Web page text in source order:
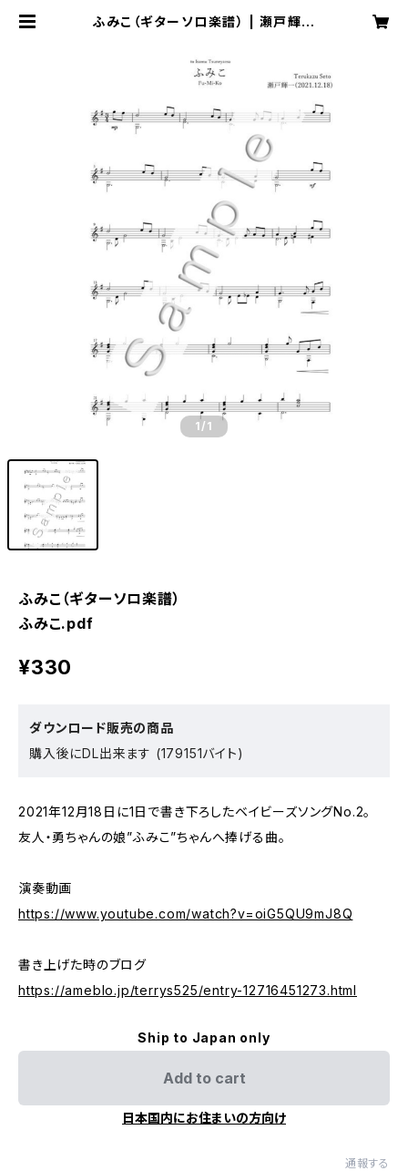
ふみこ（ギターソロ楽譜） | 瀬戸輝一
1/1
ふみこ（ギターソロ楽譜）
ふみこ.pdf
¥330
ダウンロード販売の商品
購入後にDL出来ます (179151バイト)
2021年12月18日に1日で書き下ろしたベイビーズソングNo.2。
友人・勇ちゃんの娘”ふみこ”ちゃんへ捧げる曲。
演奏動画
https://www.youtube.com/watch?v=oiG5QU9mJ8Q
書き上げた時のブログ
https://ameblo.jp/terrys525/entry-12716451273.html
Ship to Japan only
Add to cart
日本国内にお住まいの方向け
通報する